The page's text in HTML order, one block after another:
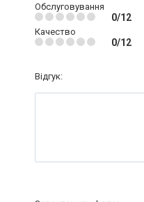
Обслуговування
0/12
Качество
0/12
Відгук: